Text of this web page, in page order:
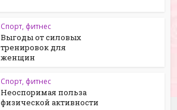
Спорт, фитнес
Выгоды от силовых
тренировок для
женщин
Спорт, фитнес
Неоспоримая польза
физической активности